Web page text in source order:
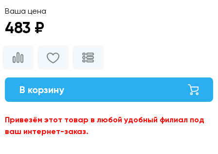
Ваша цена
483 ₽
В корзину
Привезём этот товар в любой удобный филиал под
ваш интернет-заказ.